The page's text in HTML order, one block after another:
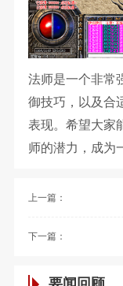
法师是一个非常
御技巧，以及合
表现。希望大家
师的潜力，成为
上一篇：
下一篇：